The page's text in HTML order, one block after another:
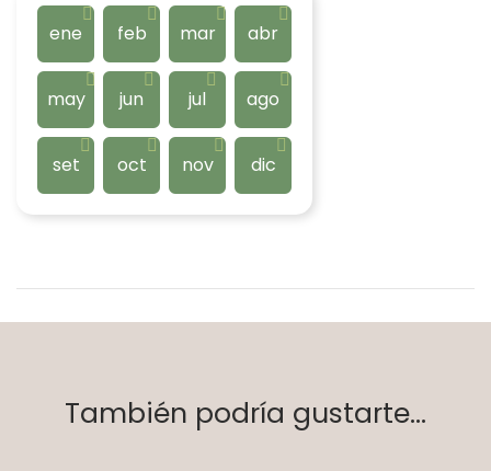
ene feb mar abr
may jun jul ago
set oct nov dic
También podría gustarte...